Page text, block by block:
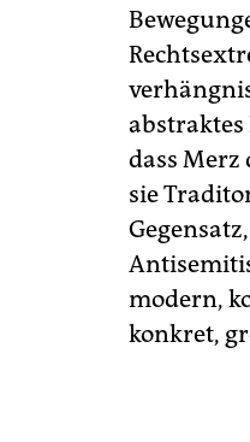
abstraktes
dass Merz
sie
modern,
konkret,